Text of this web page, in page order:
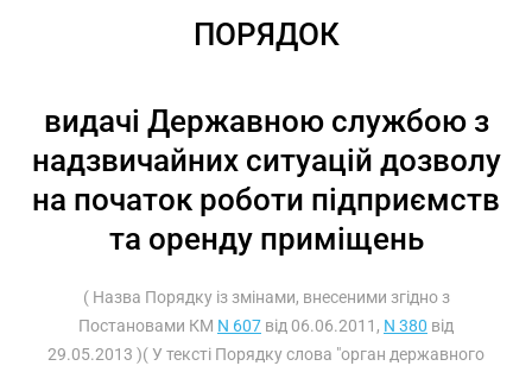
ПОРЯДОК
видачі Державною службою з
надзвичайних ситуацій дозволу
на початок роботи підприємств
та оренду приміщень
( Назва Порядку із змінами, внесеними згідно з
Постановами КМ N 607 від 06.06.2011, N 380 від
29.05.2013 )( У тексті Порядку слова "орган державного